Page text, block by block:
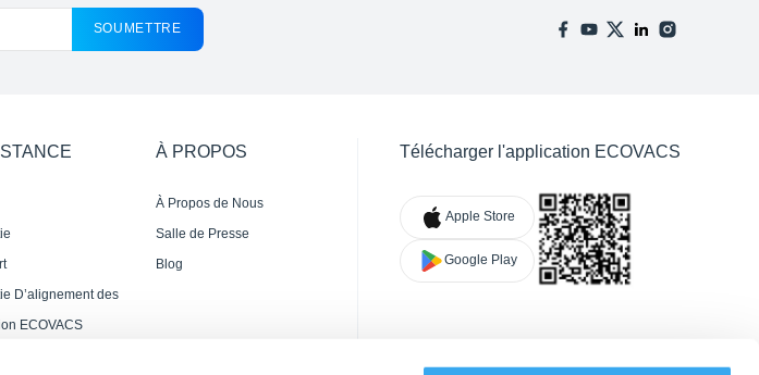
SOUMETTRE
D’alignement des
ECOVACS
À PROPOS
À Propos de Nous
Salle de Presse
Blog
Télécharger l'application ECOVACS
Apple Store
Google Play